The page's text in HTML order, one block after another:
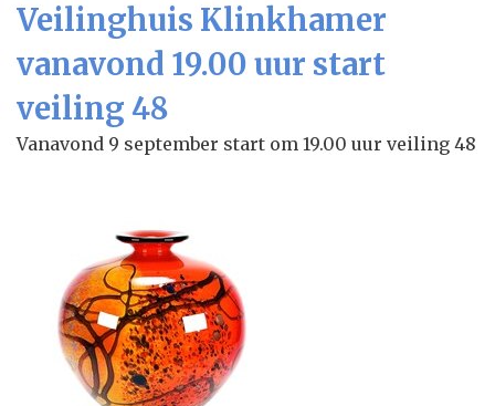
Veilinghuis Klinkhamer
vanavond 19.00 uur start
veiling 48
Vanavond 9 september start om 19.00 uur veiling 48